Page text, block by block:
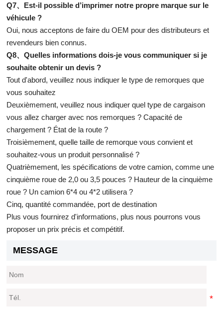
Q7、Est-il possible d’imprimer notre propre marque sur le
véhicule ?
Oui, nous acceptons de faire du OEM pour des distributeurs et
revendeurs bien connus.
Q8、Quelles informations dois-je vous communiquer si je
souhaite obtenir un devis ?
Tout d'abord, veuillez nous indiquer le type de remorques que
vous souhaitez
Deuxièmement, veuillez nous indiquer quel type de cargaison
vous allez charger avec nos remorques ? Capacité de
chargement ? État de la route ?
Troisièmement, quelle taille de remorque vous convient et
souhaitez-vous un produit personnalisé ?
Quatrièmement, les spécifications de votre camion, comme une
cinquième roue de 2,0 ou 3,5 pouces ? Hauteur de la cinquième
roue ? Un camion 6*4 ou 4*2 utilisera ?
Cinq, quantité commandée, port de destination
Plus vous fournirez d'informations, plus nous pourrons vous
proposer un prix précis et compétitif.
MESSAGE